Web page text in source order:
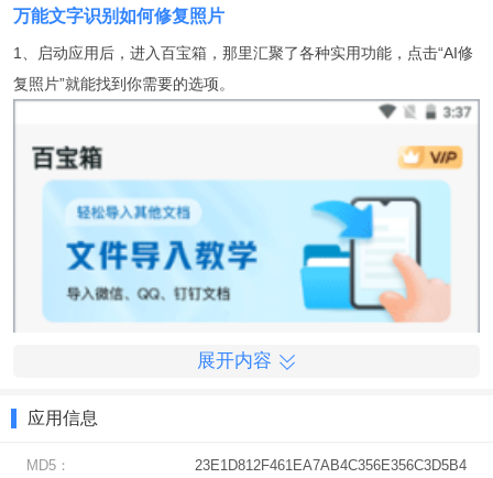
万能文字识别如何修复照片
1、启动应用后，进入百宝箱，那里汇聚了各种实用功能，点击“AI修
复照片”就能找到你需要的选项。
展开内容
应用信息
MD5： 23E1D812F461EA7AB4C356E356C3D5B4